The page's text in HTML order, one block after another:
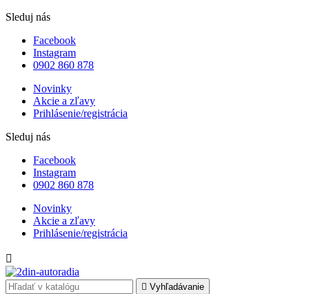
Sleduj nás
Facebook
Instagram
0902 860 878
Novinky
Akcie a zľavy
Prihlásenie/registrácia
Sleduj nás
Facebook
Instagram
0902 860 878
Novinky
Akcie a zľavy
Prihlásenie/registrácia

 Vyhľadávanie